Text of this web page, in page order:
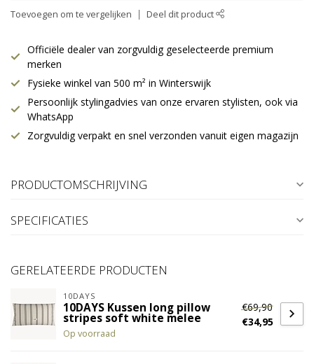
Toevoegen om te vergelijken Deel dit product
Officiële dealer van zorgvuldig geselecteerde premium
merken
Fysieke winkel van 500 m² in Winterswijk
Persoonlijk stylingadvies van onze ervaren stylisten, ook via
WhatsApp
Zorgvuldig verpakt en snel verzonden vanuit eigen magazijn
PRODUCTOMSCHRIJVING
SPECIFICATIES
GERELATEERDE PRODUCTEN
10DAYS
10DAYS Kussen long pillow
stripes soft white melee
Op voorraad
€69,90
€34,95